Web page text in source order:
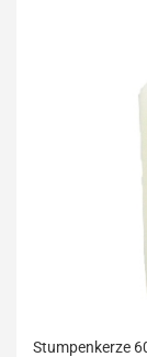
Stumpenkerze